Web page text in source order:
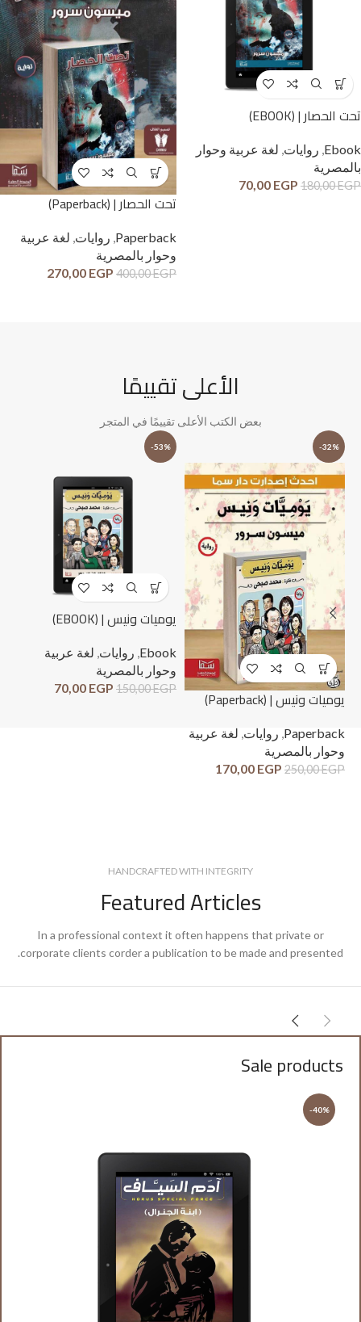
تحت الحصار | (EBOOK)
Ebook
, روايات, لغة عربية وحوار
بالمصرية
180,00EGP
70,00 EGP
تحت الحصار | (Paperback)
Paperback
, روايات, لغة عربية
وحوار بالمصرية
400,00EGP
270,00 EGP
الأعلى تقييمًا
بعض الكتب الأعلى تقييمًا في المتجر
-32%
يوميات ونيس | (Paperback)
Paperback
, روايات, لغة عربية
وحوار بالمصرية
250,00EGP
170,00 EGP
-53%
يوميات ونيس | (EBOOK)
Ebook
, روايات, لغة عربية
وحوار بالمصرية
150,00EGP
70,00 EGP
HANDCRAFTED WITH INTEGRITY
Featured Articles
In a professional context it often happens that private or
corporate clients corder a publication to be made and presented.
Sale products
-40%